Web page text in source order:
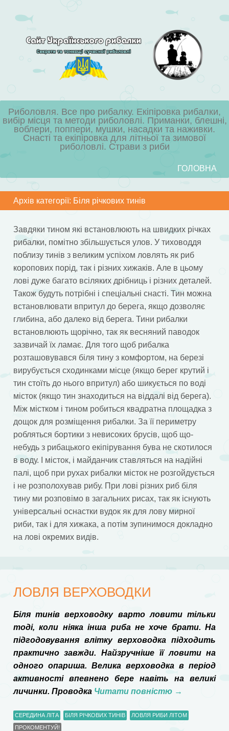
Риболовля. Все про рибалку. Екіпіровка рибалки,
вибір місця та методи риболовлі. Приманки, блешні,
воблери, поппери, мушки, насадки та наживки.
Снасті та екіпіровка для літньої та зимової
риболовлі. Страви з риби
Menu ГОЛОВНА
Архів категорії: Біля річкових тинів
Завдяки тином які встановлюють на швидких річках
рибалки, помітно збільшується улов. У тиховоддя
поблизу тинів з великим успіхом ловлять як риб
коропових порід, так і різних хижаків. Але в цьому
лові дуже багато всіляких дрібниць і різних деталей.
Також будуть потрібні і спеціальні снасті. Тин можна
встановлювати впритул до берега, якщо дозволяє
глибина, або далеко від берега. Тини рибалки
встановлюють щорічно, так як весняний паводок
зазвичай їх ламає. Для того щоб рибалка
розташовувався біля тину з комфортом, на березі
вирубується сходинками місце (якщо берег крутий і
тин стоїть до нього впритул) або шикується по воді
місток (якщо тин знаходиться на віддалі від берега).
Між містком і тином робиться квадратна площадка з
дощок для розміщення рибалки. За її периметру
робляться бортики з невисоких брусів, щоб що-
небудь з рибацького екіпірування бува не скотилося
в воду. І місток, і майданчик ставляться на надійні
палі, щоб при рухах рибалки місток не розгойдується
і не розполохував рибу. При лові різних риб біля
тину ми розповімо в загальних рисах, так як існують
універсальні оснастки вудок як для лову мирної
риби, так і для хижака, а потім зупинимося докладно
на лові окремих видів.
ЛОВЛЯ ВЕРХОВОДКИ
Біля тинів верховодку варто ловити тільки
тоді, коли ніяка інша риба не хоче брати. На
підгодовування влітку верховодка підходить
практично завжди. Найзручніше її ловити на
одного опариша. Велика верховодка в період
активності впевнено бере навіть на великі
личинки. Проводка Читати повністю →
СЕРЕДИНА ЛІТА БІЛЯ РІЧКОВИХ ТИНІВ
ЛОВЛЯ РИБИ ЛІТОМ
ПРОКОМЕНТУЙ!